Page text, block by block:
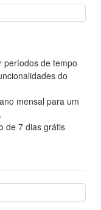
períodos de tempo
do
mensal para um
de 7 dias grátis